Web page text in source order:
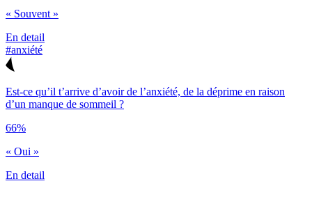
« Souvent »
En detail
#anxiété
Est-ce qu’il t’arrive d’avoir de l’anxiété, de la déprime en raison
d’un manque de sommeil ?
66%
« Oui »
En detail